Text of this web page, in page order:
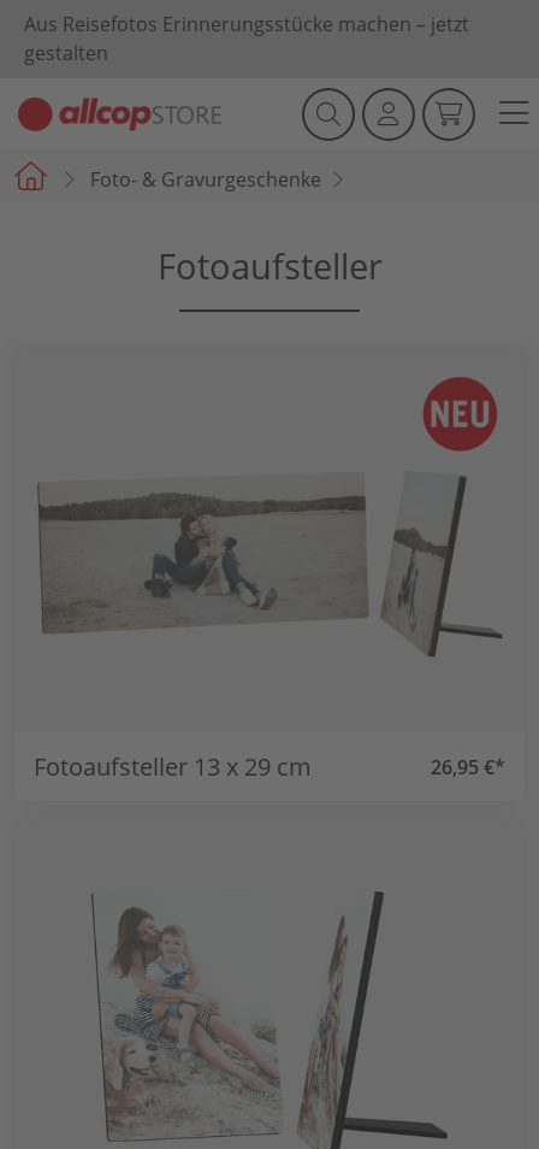
Aus Reisefotos Erinnerungsstücke machen – jetzt
gestalten
Foto- & Gravurgeschenke
Fotoaufsteller
Fotoaufsteller 13 x 29 cm 26,95 €*